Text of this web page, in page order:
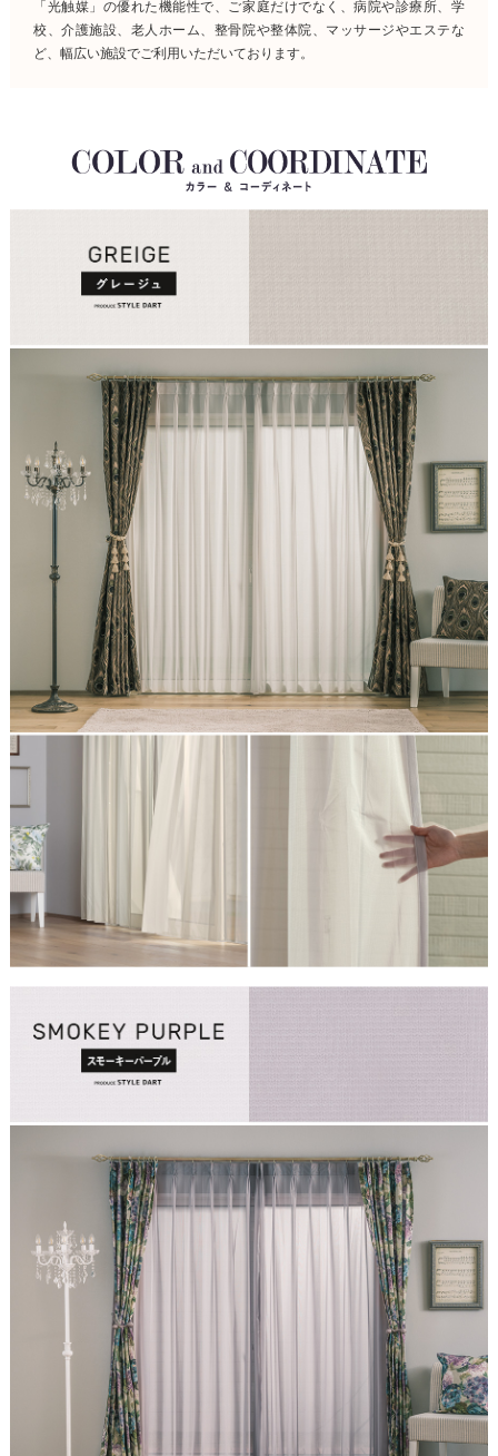
「光触媒」の優れた機能性で、ご家庭だけでなく、病院や診療所、学
校、介護施設、老人ホーム、整骨院や整体院、マッサージやエステな
ど、幅広い施設でご利用いただいております。